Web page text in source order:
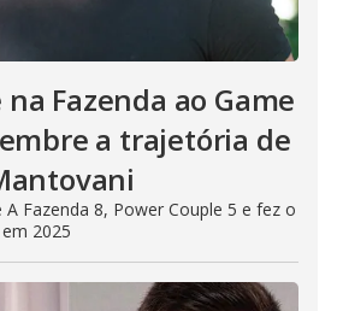
Fazenda ao Game
a trajetória de
Fazenda 8, Power Couple 5 e fez o
2025